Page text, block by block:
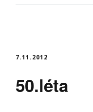
7.11.2012
50.léta